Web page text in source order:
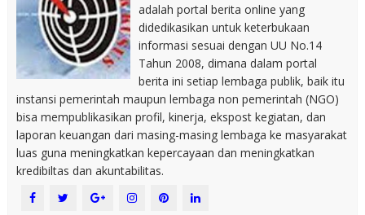
adalah portal berita online yang
didedikasikan untuk keterbukaan
informasi sesuai dengan UU No.14
Tahun 2008, dimana dalam portal
berita ini setiap lembaga publik, baik itu
instansi pemerintah maupun lembaga non pemerintah (NGO)
bisa mempublikasikan profil, kinerja, ekspost kegiatan, dan
laporan keuangan dari masing-masing lembaga ke masyarakat
luas guna meningkatkan kepercayaan dan meningkatkan
kredibiltas dan akuntabilitas.